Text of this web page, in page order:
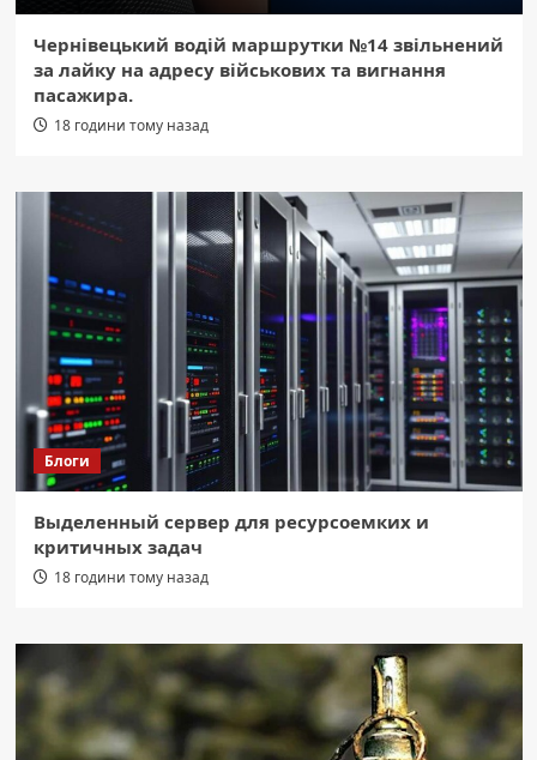
Чернівецький водій маршрутки №14 звільнений
за лайку на адресу військових та вигнання
пасажира.
18 години тому назад
Блоги
Выделенный сервер для ресурсоемких и
критичных задач
18 години тому назад